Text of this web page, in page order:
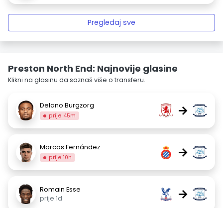
Pregledaj sve
Preston North End: Najnovije glasine
Klikni na glasinu da saznaš više o transferu.
Delano Burgzorg
prije 45m →
Marcos Fernández
prije 10h →
Romain Esse
prije 1d
→